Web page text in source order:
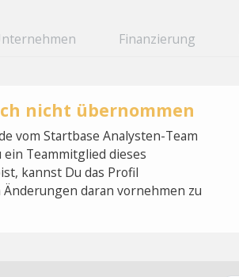
Finanzierung
nicht übernommen
vom Startbase Analysten-Team
Teammitglied dieses
kannst Du das Profil
daran vornehmen zu